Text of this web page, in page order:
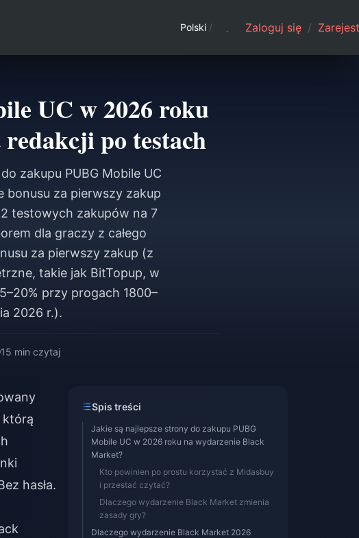
Polski / Zaloguj się /
UC w 2026 roku
po testach
zakupu PUBG Mobile UC
za pierwszy zakup
testowych zakupów na 7
dla graczy z całego
za pierwszy zakup (z
takie jak BitTopup, w
przy progach 1800–
2026 r.).
15 min czytaj
którą
hasła.
Spis treści
Jakie są najlepsze strony do zakupu PUBG
Mobile UC w 2026 roku na wydarzenie Black
Market?
Kto powinien po prostu korzystać z Midasbuy
i przestać czytać?
Dlaczego wydarzenie Black Market zmienia
zasady gry?
Dlaczego wydarzenie Black Market 2026